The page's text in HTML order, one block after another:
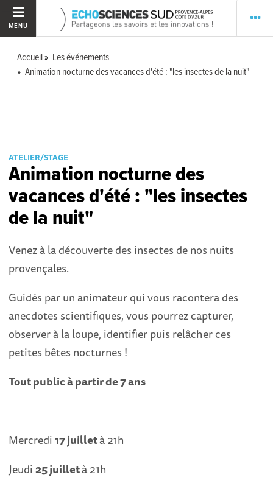
MENU
Accueil
Les événements
Animation nocturne des vacances d'été : "les insectes de la nuit"
ATELIER/STAGE
Animation nocturne des
vacances d'été : "les insectes
de la nuit"
Venez à la découverte des insectes de nos nuits
provençales.
Guidés par un animateur qui vous racontera des
anecdotes scientifiques, vous pourrez capturer,
observer à la loupe, identifier puis relâcher ces
petites bêtes nocturnes !
Tout public à partir de 7 ans
Mercredi17 juilletà 21h
Jeudi25 juilletà 21h